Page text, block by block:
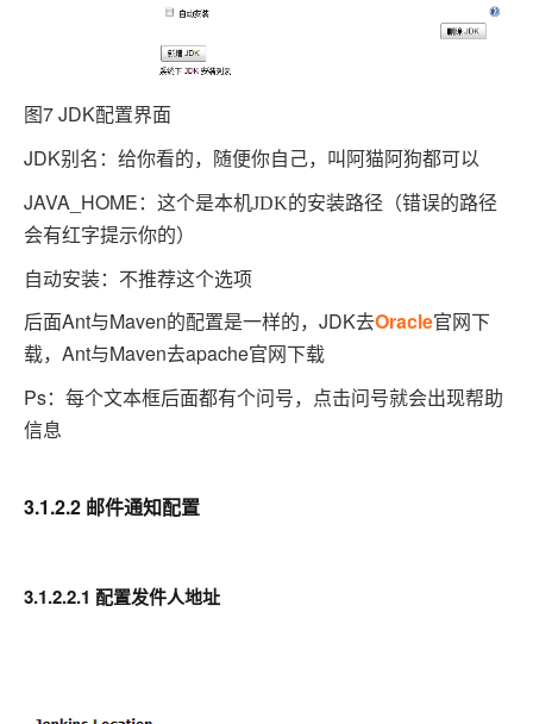
图7 JDK配置界面
JDK别名：给你看的，随便你自己，叫阿猫阿狗都可以
JAVA_HOME ：这个是本机JDK的安装路径（错误的路径
会有红字提示你的）
自动安装：不推荐这个选项
后面Ant与Maven的配置是一样的，JDK去Oracle官网下
载， Ant与Maven去apache官网下载
Ps：每个文本框后面都有个问号，点击问号就会出现帮助
信息
3.1.2.2 邮件通知配置
3.1.2.2.1 配置发件人地址